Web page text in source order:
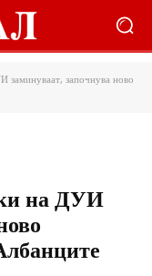
започнува ново
на ДУИ